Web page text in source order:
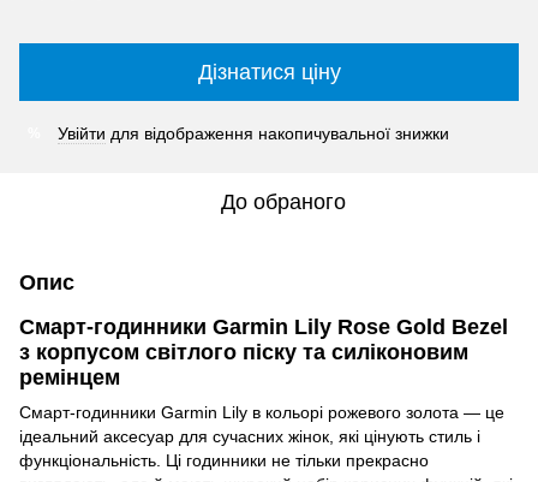
Дізнатися ціну
Увійти для відображення накопичувальної знижки
До обраного
Опис
Смарт-годинники Garmin Lily Rose Gold Bezel
з корпусом світлого піску та силіконовим
ремінцем
Смарт-годинники Garmin Lily в кольорі рожевого золота — це
ідеальний аксесуар для сучасних жінок, які цінують стиль і
функціональність. Ці годинники не тільки прекрасно